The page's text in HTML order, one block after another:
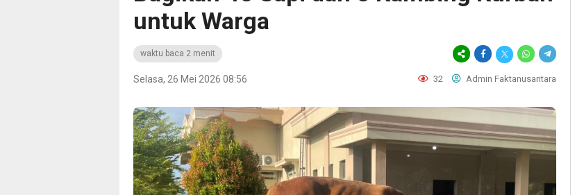
untuk Warga
waktu baca 2 menit
Selasa, 26 Mei 2026 08:56 32 Admin Faktanusantara